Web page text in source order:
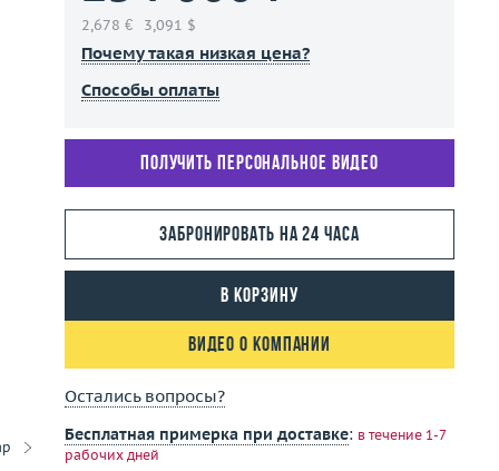
2,678 € 3,091 $
Почему такая низкая цена?
Способы оплаты
Получить персональное видео
Забронировать на 24 часа
В корзину
Видео о компании
Остались вопросы?
Бесплатная примерка при доставке: в течение 1-7
рабочих дней